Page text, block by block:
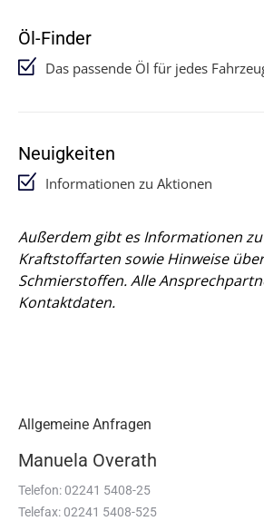
Öl-Finder
Das passende Öl für jedes
Neuigkeiten
Informationen zu Aktionen
Außerdem gibt es Informationen
Kraftstoffarten sowie Hinweise
Schmierstoffen. Alle
Kontaktdaten.
Allgemeine Anfragen
Manuela Overath
Telefon:02241 5408-25
Telefax:02241 5408-525